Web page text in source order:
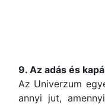
9. Az adás és
Az Univerzum
annyi jut,